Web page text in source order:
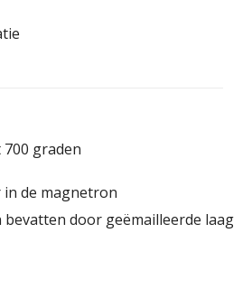
graden
de magnetron
bevatten door geëmailleerde laag